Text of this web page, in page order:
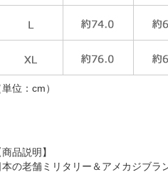
単位：cm）
商品説明】
本の老舗ミリタリー＆アメカジブラ